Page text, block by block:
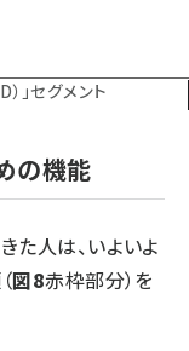
」セグメント
の機能
た人は、いよいよ
図8赤枠部分）を